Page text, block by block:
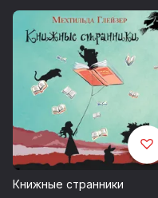
Книжные странники